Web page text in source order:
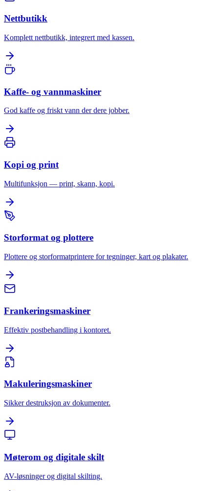
Nettbutikk
Komplett nettbutikk, integrert med kassen.
Kaffe- og vannmaskiner
God kaffe og friskt vann der dere jobber.
Kopi og print
Multifunksjon — print, skann, kopi.
Storformat og plottere
Plottere og storformatprintere for tegninger, kart og plakater.
Frankeringsmaskiner
Effektiv postbehandling i kontoret.
Makuleringsmaskiner
Sikker destruksjon av dokumenter.
Møterom og digitale skilt
AV-løsninger og digital skilting.